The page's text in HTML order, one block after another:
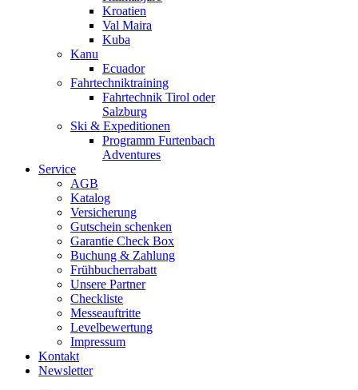
Kroatien
Val Maira
Kuba
Kanu
Ecuador
Fahrtechniktraining
Fahrtechnik Tirol oder
Salzburg
Ski & Expeditionen
Programm Furtenbach
Adventures
Service
AGB
Katalog
Versicherung
Gutschein schenken
Garantie Check Box
Buchung & Zahlung
Frühbucherrabatt
Unsere Partner
Checkliste
Messeauftritte
Levelbewertung
Impressum
Kontakt
Newsletter